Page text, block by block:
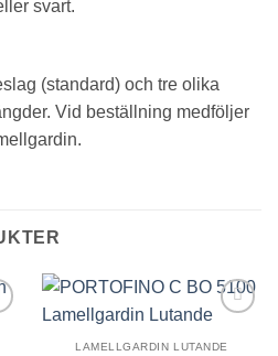
svart.
(standard) och tre olika
Vid beställning medföljer
Wishlist
LAMELLGARDIN LUTANDE